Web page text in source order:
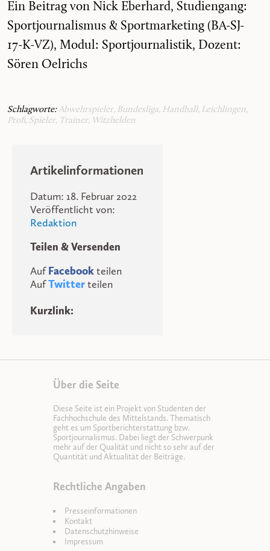
Ein Beitrag von Nick Eberhard, Studiengang:
Sportjournalismus & Sportmarketing (BA-SJ-
17-K-VZ), Modul: Sportjournalistik, Dozent:
Sören Oelrichs
Schlagworte:Abwehrspieler, Bundesliga, Handball, Leichlingen,
Profi, Spieler, Trainer, Witzhelden
Artikelinformationen
Datum: 18. Februar 2022
Veröffentlicht von:
Redaktion
Teilen & Versenden
AufFacebookteilen
AufTwitterteilen
Kurzlink:
Über die Seite
Diese Seite ist ein Projekt von Studenten der
Fachhochschule des Mittelstands. Thematisch
geht es um Sportberichterstattung bzw.
Sportjournalismus. Dabei liegt der Schwerpunk
mehr auf der Qualität und nicht so sehr auf der
Quantität und Aktualität der Beiträge.
Rechtliche Angaben
Presseinformationen
Kontakt
Datenschutzhinweise
Impressum